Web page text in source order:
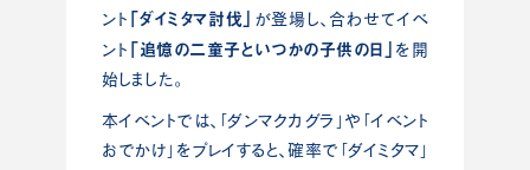
ント 「ダイミタマ討伐」 が登場し、合わせてイベ
ント 「追憶の二童子といつかの子供の日」 を開
始しました。
本イベントでは、「ダンマクカグラ」や「イベント
おでかけ」をプレイすると、確率で「ダイミタマ」